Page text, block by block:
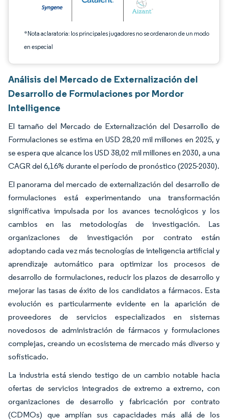
*Nota aclaratoria: los principales jugadores no se ordenaron de un modo
en especial
Análisis del Mercado de Externalización del
Desarrollo de Formulaciones por Mordor
Intelligence
El tamaño del Mercado de Externalización del Desarrollo de
Formulaciones se estima en USD 28,20 mil millones en 2025, y
se espera que alcance los USD 38,02 mil millones en 2030, a una
CAGR del 6,16% durante el período de pronóstico (2025-2030).
El panorama del mercado de externalización del desarrollo de
formulaciones está experimentando una transformación
significativa impulsada por los avances tecnológicos y los
cambios en las metodologías de investigación. Las
organizaciones de investigación por contrato están
adoptando cada vez más tecnologías de inteligencia artificial y
aprendizaje automático para optimizar los procesos de
desarrollo de formulaciones, reducir los plazos de desarrollo y
mejorar las tasas de éxito de los candidatos a fármacos. Esta
evolución es particularmente evidente en la aparición de
proveedores de servicios especializados en sistemas
novedosos de administración de fármacos y formulaciones
complejas, creando un ecosistema de mercado más diverso y
sofisticado.
La industria está siendo testigo de un cambio notable hacia
ofertas de servicios integrados de extremo a extremo, con
organizaciones de desarrollo y fabricación por contrato
(CDMOs) que amplían sus capacidades más allá de los